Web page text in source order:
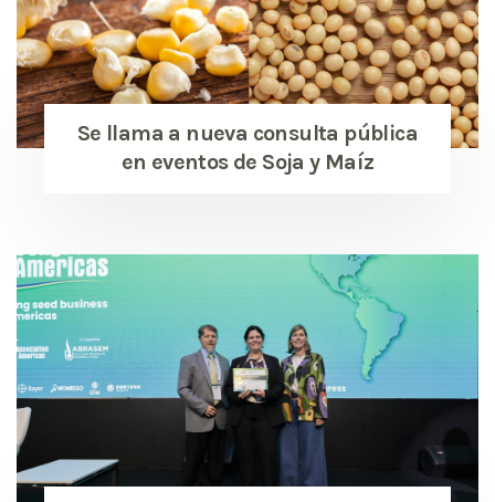
Se llama a nueva consulta pública
en eventos de Soja y Maíz